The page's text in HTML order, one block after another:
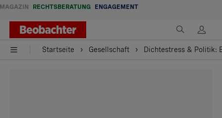
MAGAZIN RECHTSBERATUNG ENGAGEMENT
Startseite Gesellschaft Dichtestress & Politik: